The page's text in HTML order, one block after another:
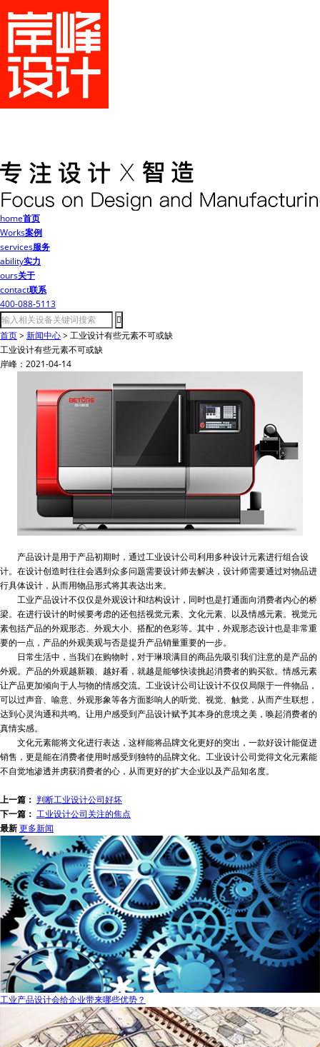
home首页
Works案例
services服务
ability实力
ours关于
contact联系
400-088-5113
首页> 新闻中心> 工业设计有些元素不可或缺
工业设计有些元素不可或缺
岸峰：2021-04-14
产品设计是用于产品初期时，通过工业设计公司利用多种设计元素进行组合设
计。在设计创造时往往会遇到众多问题需要设计师去解决，设计师需要通过对物品进
行具体设计，从而用物品形式将其表达出来。
工业产品设计不仅仅是外观设计和结构设计，同时也是打通面向消费者内心的桥
梁。在进行设计的时候要考虑的还包括视觉元素、文化元素、以及情感元素。视觉元
素包括产品的外观形态、外观大小、搭配的色彩等。其中，外观形态设计也是非常重
要的一点，产品的外观美观与否是提升产品销量重要的一步。
日常生活中，当我们在购物时，对于琳琅满目的商品先吸引我们注意的是产品的
外观。产品的外观越新颖、越好看，就越是能够快读挑起消费者的购买欲。情感元素
让产品更加倾向于人与物的情感交流。工业设计公司让设计不仅仅局限于一件物品，
可以过声音、喻意、外观形象等各方面影响人的听觉、视觉、触觉，从而产生联想，
达到心灵沟通和共鸣。让用户感受到产品设计赋予其本身的意境之美，唤起消费者的
真情实感。
文化元素能将文化进行表达，这样能将品牌文化更好的突出，一款好设计能促进
销售，更是能在消费者使用时感受到独特的品牌文化。工业设计公司觉得文化元素能
不自觉地渗透并虏获消费者的心，从而更好的扩大企业以及产品知名度。
上一篇： 判断工业设计公司好坏
下一篇： 工业设计公司关注的焦点
最新更多新闻
工业产品设计会给企业带来哪些优势？